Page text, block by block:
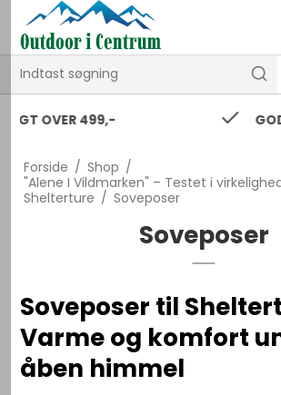
GOD
Forside / Shop /
"Alene I Vildmarken" – Testet i
Shelterture / Soveposer
Soveposer
Soveposer til
Varme og komfort
åben himmel